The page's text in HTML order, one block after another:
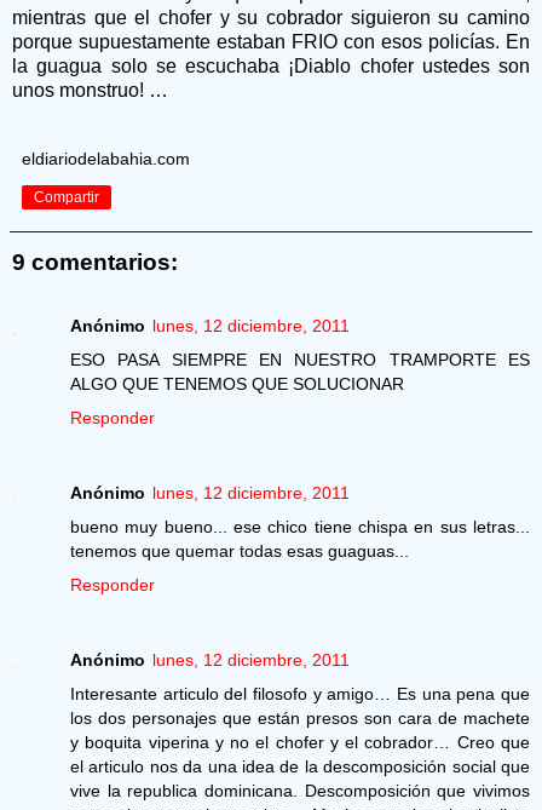
mientras que el chofer y su cobrador siguieron su camino
porque supuestamente estaban FRIO con esos policías. En
la guagua solo se escuchaba ¡Diablo chofer ustedes son
unos monstruo! …
eldiariodelabahia.com
Compartir
9 comentarios:
Anónimo lunes, 12 diciembre, 2011
ESO PASA SIEMPRE EN NUESTRO TRAMPORTE ES
ALGO QUE TENEMOS QUE SOLUCIONAR
Responder
Anónimo lunes, 12 diciembre, 2011
bueno muy bueno... ese chico tiene chispa en sus letras...
tenemos que quemar todas esas guaguas...
Responder
Anónimo lunes, 12 diciembre, 2011
Interesante articulo del filosofo y amigo… Es una pena que
los dos personajes que están presos son cara de machete
y boquita viperina y no el chofer y el cobrador… Creo que
el articulo nos da una idea de la descomposición social que
vive la republica dominicana. Descomposición que vivimos